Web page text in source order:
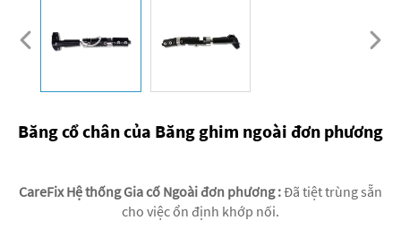
Băng cổ chân của Băng ghim ngoài đơn phương
CareFix Hệ thống Gia cố Ngoài đơn phương:Đã tiệt trùng sẵn
cho việc ổn định khớp nối.